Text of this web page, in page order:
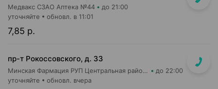
Медвакс СЗАО Аптека №44 до 21:00
7,85 р.
уточняйте обновл. в 11:01
пр-т Рокоссовского, д. 33
Минская Фармация РУП Центральная районная аптека №182 до 22:00
уточняйте обновл. вчера